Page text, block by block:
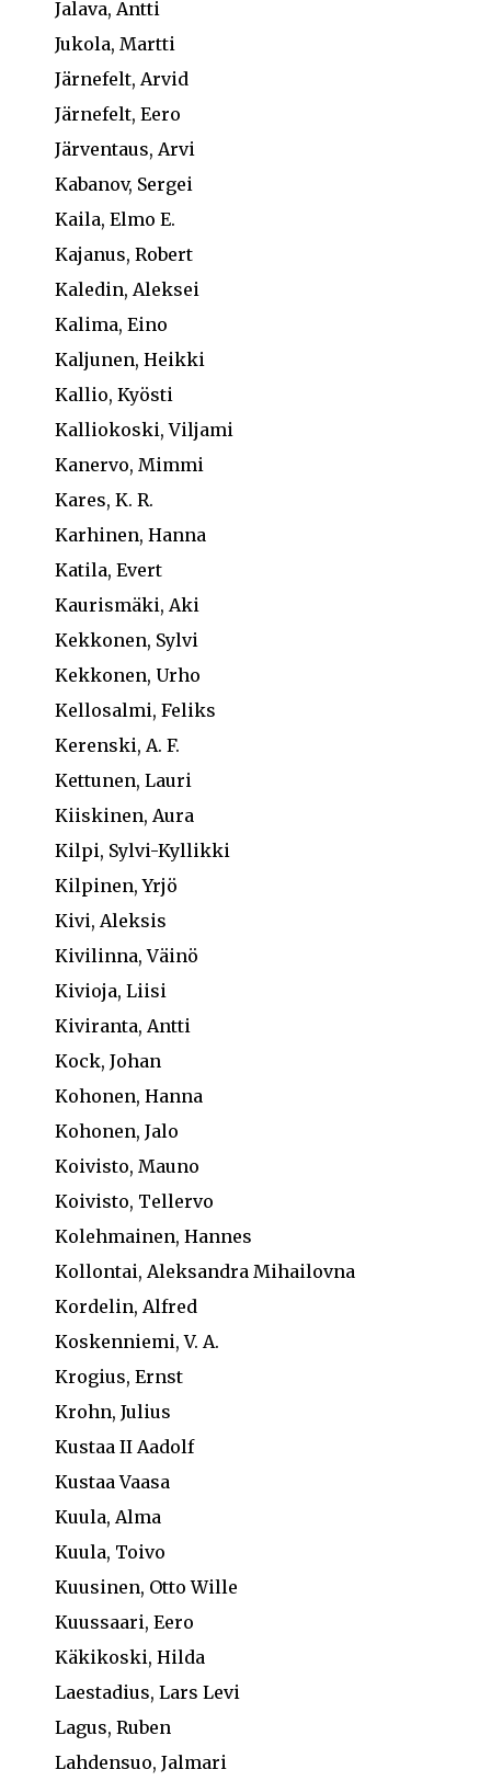
Jalava, Antti
Jukola, Martti
Järnefelt, Arvid
Järnefelt, Eero
Järventaus, Arvi
Kabanov, Sergei
Kaila, Elmo E.
Kajanus, Robert
Kaledin, Aleksei
Kalima, Eino
Kaljunen, Heikki
Kallio, Kyösti
Kalliokoski, Viljami
Kanervo, Mimmi
Kares, K. R.
Karhinen, Hanna
Katila, Evert
Kaurismäki, Aki
Kekkonen, Sylvi
Kekkonen, Urho
Kellosalmi, Feliks
Kerenski, A. F.
Kettunen, Lauri
Kiiskinen, Aura
Kilpi, Sylvi-Kyllikki
Kilpinen, Yrjö
Kivi, Aleksis
Kivilinna, Väinö
Kivioja, Liisi
Kiviranta, Antti
Kock, Johan
Kohonen, Hanna
Kohonen, Jalo
Koivisto, Mauno
Koivisto, Tellervo
Kolehmainen, Hannes
Kollontai, Aleksandra Mihailovna
Kordelin, Alfred
Koskenniemi, V. A.
Krogius, Ernst
Krohn, Julius
Kustaa II Aadolf
Kustaa Vaasa
Kuula, Alma
Kuula, Toivo
Kuusinen, Otto Wille
Kuussaari, Eero
Käkikoski, Hilda
Laestadius, Lars Levi
Lagus, Ruben
Lahdensuo, Jalmari